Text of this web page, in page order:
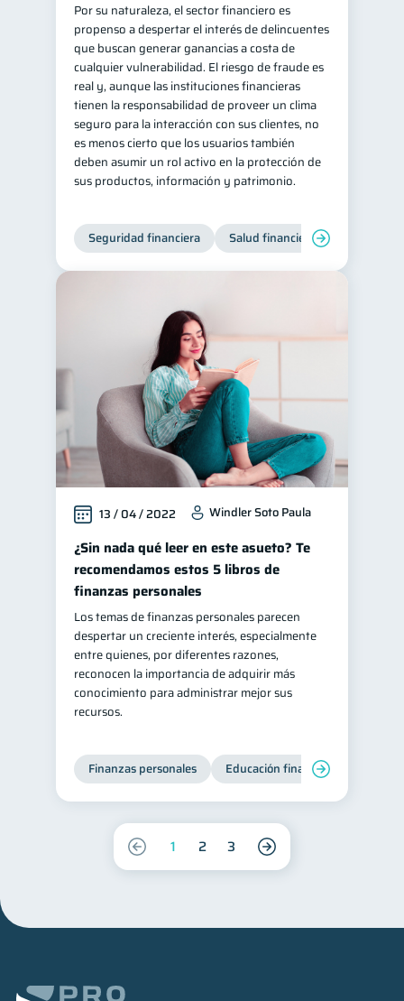
Por su naturaleza, el sector financiero es
propenso a despertar el interés de delincuentes
que buscan generar ganancias a costa de
cualquier vulnerabilidad. El riesgo de fraude es
real y, aunque las instituciones financieras
tienen la responsabilidad de proveer un clima
seguro para la interacción con sus clientes, no
es menos cierto que los usuarios también
deben asumir un rol activo en la protección de
sus productos, información y patrimonio.
Seguridad financiera Salud financiera
13 / 04 / 2022 Windler Soto Paula
¿Sin nada qué leer en este asueto? Te
recomendamos estos 5 libros de
finanzas personales
Los temas de finanzas personales parecen
despertar un creciente interés, especialmente
entre quienes, por diferentes razones,
reconocen la importancia de adquirir más
conocimiento para administrar mejor sus
recursos.
Finanzas personales Educación financiera
1 2 3